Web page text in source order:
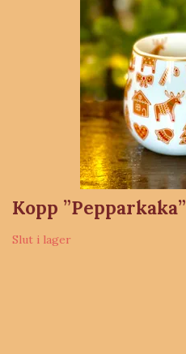
Kopp ”Pepparkaka”
Slut i lager